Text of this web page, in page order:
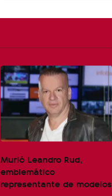
Murió Leandro Rud,
emblemático
representante de modelos